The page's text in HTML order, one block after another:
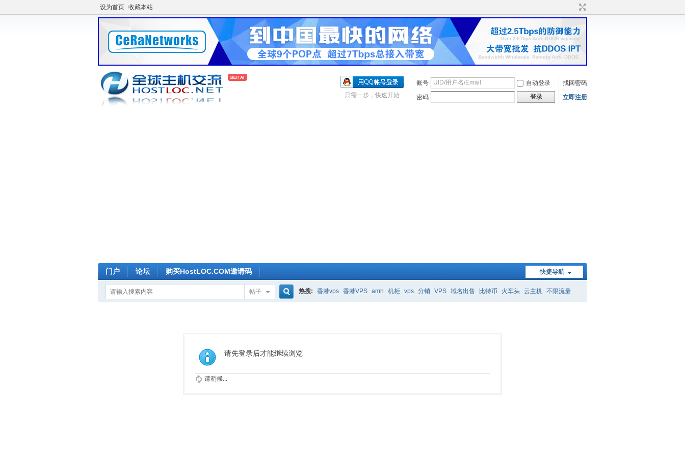
设为首页 收藏本站
账号 自动登录
找回密码
密码
登录 立即注册
只需一步，快速开始
快捷导航
门户 论坛 购买HostLOC.COM邀请码
帖子
索
热搜: 香港vps 香港VPS amh 机柜 vps 分销 VPS 域名出售 比特币 火车头 云主机 不限流量
请先登录后才能继续浏览
请稍候...